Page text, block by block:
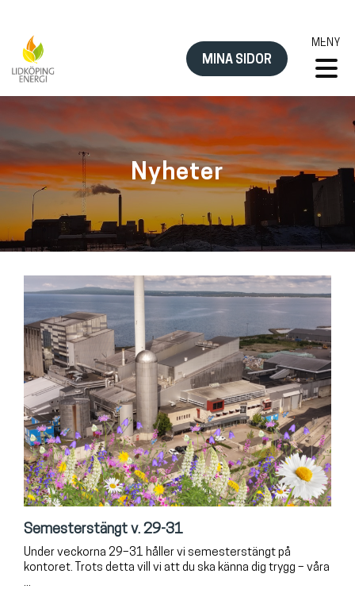
innehåll
MINA SIDOR
MENY
Nyheter
Semesterstängt v. 29-31
Under veckorna 29–31 håller vi semesterstängt på
kontoret. Trots detta vill vi att du ska känna dig trygg – våra
...